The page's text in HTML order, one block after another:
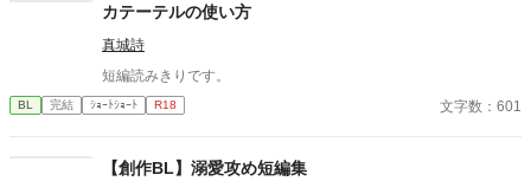
カテーテルの使い方
真城詩
短編読みきりです。
BL 完結 ｼｮｰﾄｼｮｰﾄ R18 文字数：601
【創作BL】溺愛攻め短編集